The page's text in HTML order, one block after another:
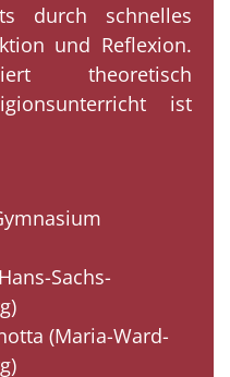
durch schnelles
und Reflexion.
theoretisch
ist
Sachs-
(Maria-Ward-